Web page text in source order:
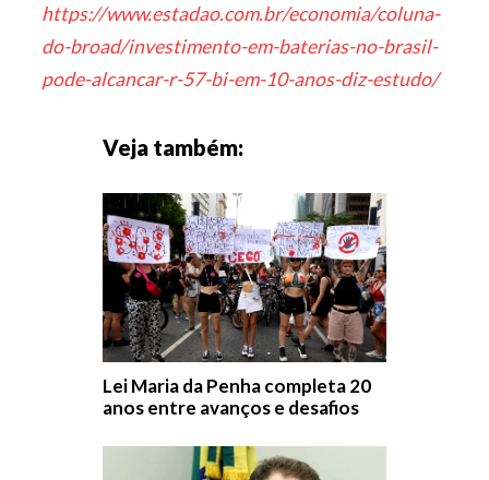
https://www.estadao.com.br/economia/coluna-
do-broad/investimento-em-baterias-no-brasil-
pode-alcancar-r-57-bi-em-10-anos-diz-estudo/
Veja também:
Lei Maria da Penha completa 20
anos entre avanços e desafios